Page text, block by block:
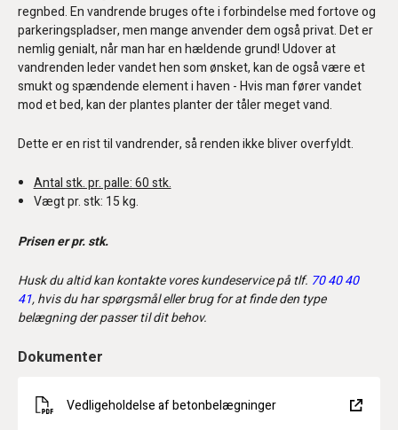
regnbed. En vandrende bruges ofte i forbindelse med fortove og
parkeringspladser, men mange anvender dem også privat. Det er
nemlig genialt, når man har en hældende grund! Udover at
vandrenden leder vandet hen som ønsket, kan de også være et
smukt og spændende element i haven - Hvis man fører vandet
mod et bed, kan der plantes planter der tåler meget vand.
Dette er en rist til vandrender, så renden ikke bliver overfyldt.
Antal stk. pr. palle: 60 stk.
Vægt pr. stk: 15 kg.
Prisen er pr. stk.
Husk du altid kan kontakte vores kundeservice på tlf. 70 40 40
41, hvis du har spørgsmål eller brug for at finde den type
belægning der passer til dit behov.
Dokumenter
Vedligeholdelse af betonbelægninger